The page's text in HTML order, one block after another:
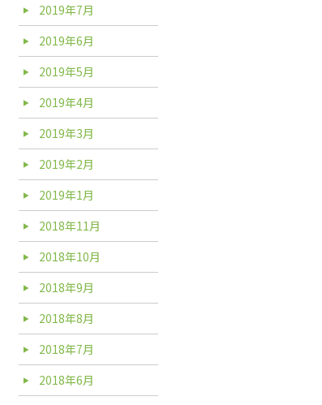
2019年7月
2019年6月
2019年5月
2019年4月
2019年3月
2019年2月
2019年1月
2018年11月
2018年10月
2018年9月
2018年8月
2018年7月
2018年6月